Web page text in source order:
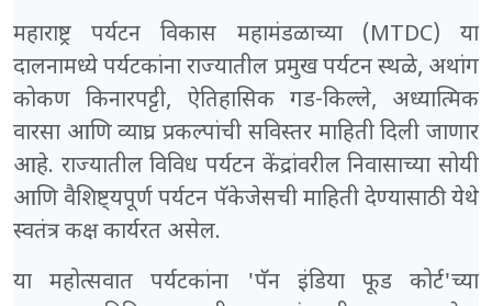
महाराष्ट्र पर्यटन विकास महामंडळाच्या (MTDC) या
दालनामध्ये पर्यटकांना राज्यातील प्रमुख पर्यटन स्थळे, अथांग
कोकण किनारपट्टी, ऐतिहासिक गड-किल्ले, अध्यात्मिक
वारसा आणि व्याघ्र प्रकल्पांची सविस्तर माहिती दिली जाणार
आहे. राज्यातील विविध पर्यटन केंद्रांवरील निवासाच्या सोयी
आणि वैशिष्ट्यपूर्ण पर्यटन पॅकेजेसची माहिती देण्यासाठी येथे
स्वतंत्र कक्ष कार्यरत असेल.
या महोत्सवात पर्यटकांना 'पॅन इंडिया फूड कोर्ट'च्या